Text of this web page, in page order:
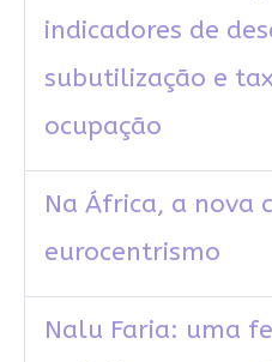
indicadores de
subutilização e
ocupação
Na África, a nova
eurocentrismo
Nalu Faria: uma